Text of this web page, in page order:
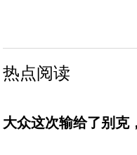
热点阅读
大众这次输给了别克